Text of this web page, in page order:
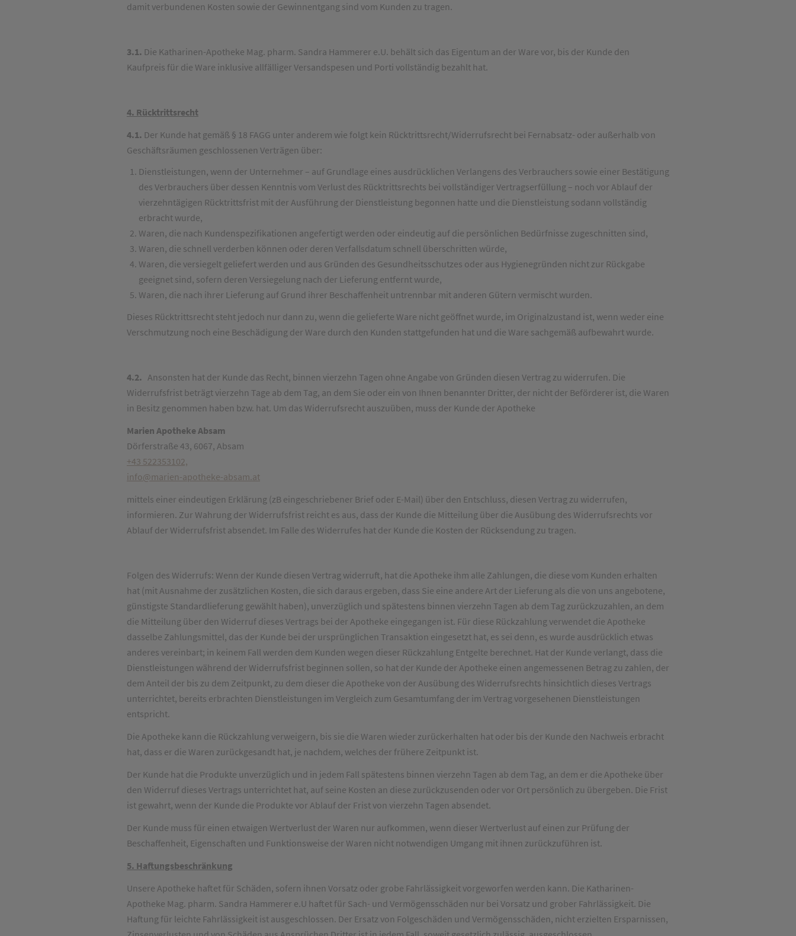
damit verbundenen Kosten sowie der Gewinnentgang sind vom Kunden zu tragen.
3.1. Die Katharinen-Apotheke Mag. pharm. Sandra Hammerer e.U. behält sich das Eigentum an der Ware vor, bis der Kunde den
Kaufpreis für die Ware inklusive allfälliger Versandspesen und Porti vollständig bezahlt hat.
4. Rücktrittsrecht
4.1. Der Kunde hat gemäß § 18 FAGG unter anderem wie folgt kein Rücktrittsrecht/Widerrufsrecht bei Fernabsatz- oder außerhalb von
Geschäftsräumen geschlossenen Verträgen über:
Dienstleistungen, wenn der Unternehmer – auf Grundlage eines ausdrücklichen Verlangens des Verbrauchers sowie einer Bestätigung
des Verbrauchers über dessen Kenntnis vom Verlust des Rücktrittsrechts bei vollständiger Vertragserfüllung – noch vor Ablauf der
vierzehntägigen Rücktrittsfrist mit der Ausführung der Dienstleistung begonnen hatte und die Dienstleistung sodann vollständig
erbracht wurde,
Waren, die nach Kundenspezifikationen angefertigt werden oder eindeutig auf die persönlichen Bedürfnisse zugeschnitten sind,
Waren, die schnell verderben können oder deren Verfallsdatum schnell überschritten würde,
Waren, die versiegelt geliefert werden und aus Gründen des Gesundheitsschutzes oder aus Hygienegründen nicht zur Rückgabe
geeignet sind, sofern deren Versiegelung nach der Lieferung entfernt wurde,
Waren, die nach ihrer Lieferung auf Grund ihrer Beschaffenheit untrennbar mit anderen Gütern vermischt wurden.
Dieses Rücktrittsrecht steht jedoch nur dann zu, wenn die gelieferte Ware nicht geöffnet wurde, im Originalzustand ist, wenn weder eine
Verschmutzung noch eine Beschädigung der Ware durch den Kunden stattgefunden hat und die Ware sachgemäß aufbewahrt wurde.
4.2. Ansonsten hat der Kunde das Recht, binnen vierzehn Tagen ohne Angabe von Gründen diesen Vertrag zu widerrufen. Die
Widerrufsfrist beträgt vierzehn Tage ab dem Tag, an dem Sie oder ein von Ihnen benannter Dritter, der nicht der Beförderer ist, die Waren
in Besitz genommen haben bzw. hat. Um das Widerrufsrecht auszuüben, muss der Kunde der Apotheke
Marien Apotheke Absam
Dörferstraße 43, 6067, Absam
+43 522353102,
info@marien-apotheke-absam.at
mittels einer eindeutigen Erklärung (zB eingeschriebener Brief oder E-Mail) über den Entschluss, diesen Vertrag zu widerrufen,
informieren. Zur Wahrung der Widerrufsfrist reicht es aus, dass der Kunde die Mitteilung über die Ausübung des Widerrufsrechts vor
Ablauf der Widerrufsfrist absendet. Im Falle des Widerrufes hat der Kunde die Kosten der Rücksendung zu tragen.
Folgen des Widerrufs: Wenn der Kunde diesen Vertrag widerruft, hat die Apotheke ihm alle Zahlungen, die diese vom Kunden erhalten
hat (mit Ausnahme der zusätzlichen Kosten, die sich daraus ergeben, dass Sie eine andere Art der Lieferung als die von uns angebotene,
günstigste Standardlieferung gewählt haben), unverzüglich und spätestens binnen vierzehn Tagen ab dem Tag zurückzuzahlen, an dem
die Mitteilung über den Widerruf dieses Vertrags bei der Apotheke eingegangen ist. Für diese Rückzahlung verwendet die Apotheke
dasselbe Zahlungsmittel, das der Kunde bei der ursprünglichen Transaktion eingesetzt hat, es sei denn, es wurde ausdrücklich etwas
anderes vereinbart; in keinem Fall werden dem Kunden wegen dieser Rückzahlung Entgelte berechnet. Hat der Kunde verlangt, dass die
Dienstleistungen während der Widerrufsfrist beginnen sollen, so hat der Kunde der Apotheke einen angemessenen Betrag zu zahlen, der
dem Anteil der bis zu dem Zeitpunkt, zu dem dieser die Apotheke von der Ausübung des Widerrufsrechts hinsichtlich dieses Vertrags
unterrichtet, bereits erbrachten Dienstleistungen im Vergleich zum Gesamtumfang der im Vertrag vorgesehenen Dienstleistungen
entspricht.
Die Apotheke kann die Rückzahlung verweigern, bis sie die Waren wieder zurückerhalten hat oder bis der Kunde den Nachweis erbracht
hat, dass er die Waren zurückgesandt hat, je nachdem, welches der frühere Zeitpunkt ist.
Der Kunde hat die Produkte unverzüglich und in jedem Fall spätestens binnen vierzehn Tagen ab dem Tag, an dem er die Apotheke über
den Widerruf dieses Vertrags unterrichtet hat, auf seine Kosten an diese zurückzusenden oder vor Ort persönlich zu übergeben. Die Frist
ist gewahrt, wenn der Kunde die Produkte vor Ablauf der Frist von vierzehn Tagen absendet.
Der Kunde muss für einen etwaigen Wertverlust der Waren nur aufkommen, wenn dieser Wertverlust auf einen zur Prüfung der
Beschaffenheit, Eigenschaften und Funktionsweise der Waren nicht notwendigen Umgang mit ihnen zurückzuführen ist.
5. Haftungsbeschränkung
Unsere Apotheke haftet für Schäden, sofern ihnen Vorsatz oder grobe Fahrlässigkeit vorgeworfen werden kann. Die Katharinen-
Apotheke Mag. pharm. Sandra Hammerer e.U haftet für Sach- und Vermögensschäden nur bei Vorsatz und grober Fahrlässigkeit. Die
Haftung für leichte Fahrlässigkeit ist ausgeschlossen. Der Ersatz von Folgeschäden und Vermögensschäden, nicht erzielten Ersparnissen,